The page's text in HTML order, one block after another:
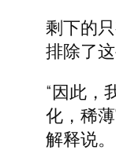
剩下的
排除了这
“因此，
化，稀
解释说。